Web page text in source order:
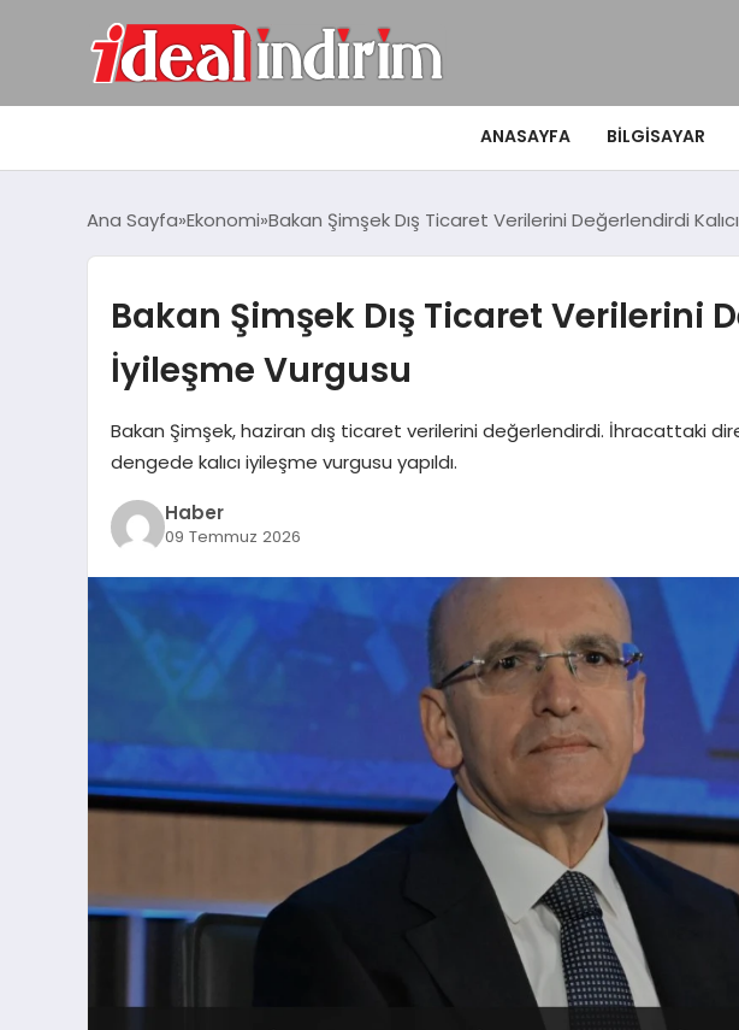
ANASAYFA BILGISAYAR
Ana Sayfa Ekonomi Bakan Şimşek Dış Ticaret Verilerini Değerlendirdi
Bakan Şimşek Dış Ticaret Verilerini
İyileşme Vurgusu
Bakan Şimşek, haziran dış ticaret verilerini değerlendirdi. İhracattaki
dengede kalıcı iyileşme vurgusu yapıldı.
Haber
09 Temmuz 2026